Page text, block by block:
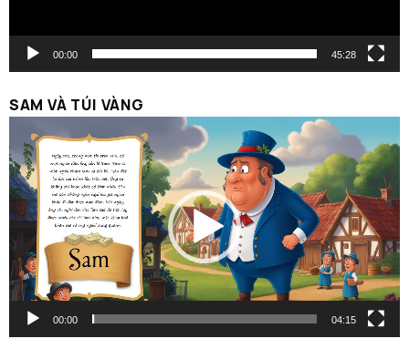
00:00 45:28
SAM VÀ TÚI VÀNG
chơi
Video
00:00 04:15